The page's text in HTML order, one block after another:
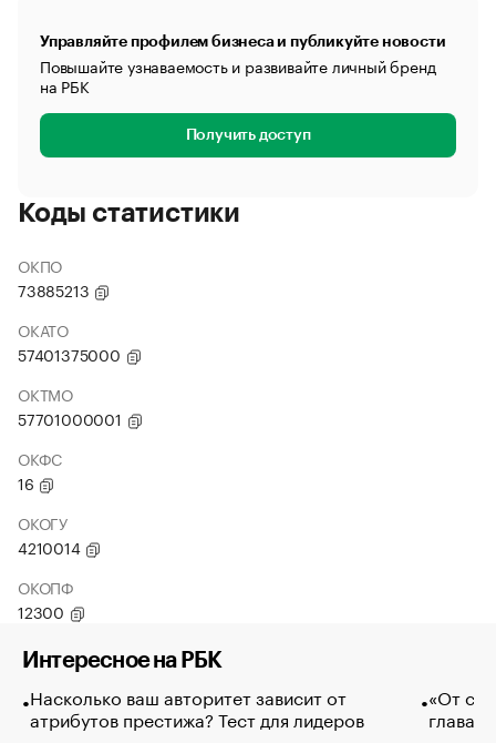
Управляйте профилем бизнеса и публикуйте новости
Повышайте узнаваемость и развивайте личный бренд
на РБК
Получить доступ
Коды статистики
ОКПО
73885213
ОКАТО
57401375000
ОКТМО
57701000001
ОКФС
16
ОКОГУ
4210014
ОКОПФ
12300
Интересное на РБК
Насколько ваш авторитет зависит от
атрибутов престижа? Тест для лидеров
«От
глава